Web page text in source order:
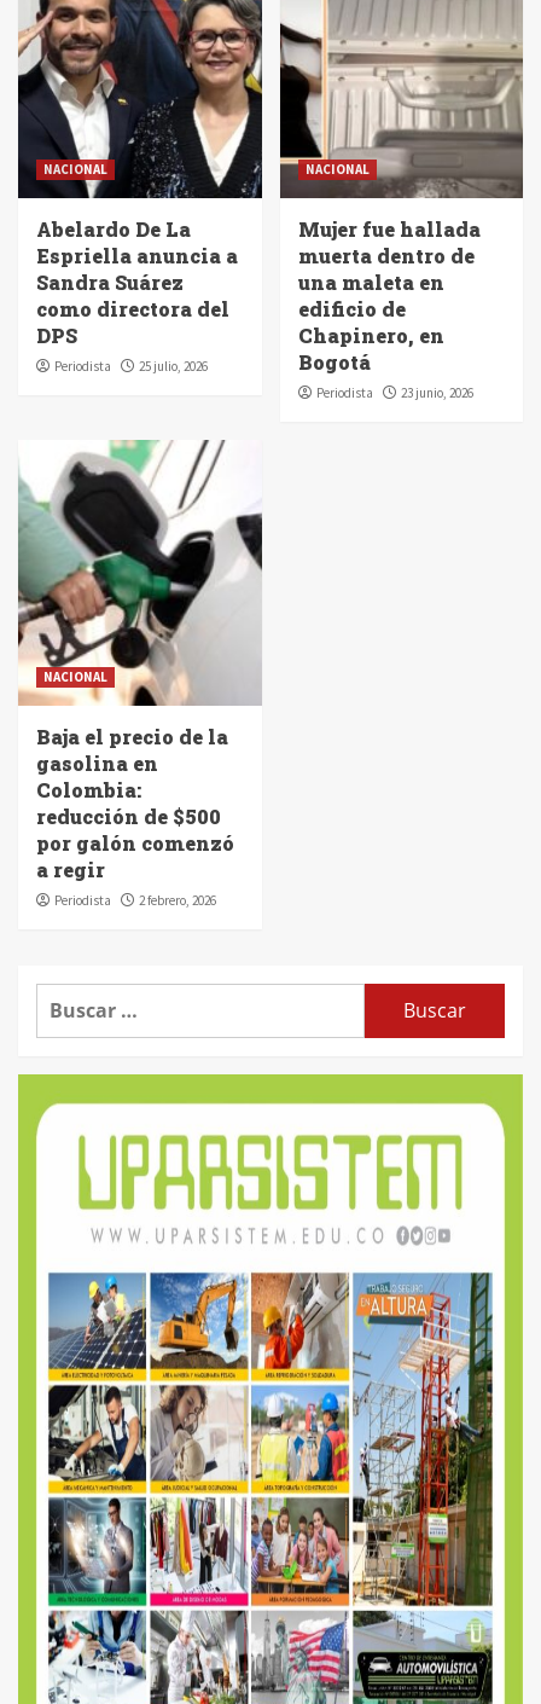
NACIONAL
Abelardo De La
Espriella anuncia a
Sandra Suárez
como directora del
DPS
Periodista 25 julio, 2026
NACIONAL
Mujer fue hallada
muerta dentro de
una maleta en
edificio de
Chapinero, en
Bogotá
Periodista 23 junio, 2026
NACIONAL
Baja el precio de la
gasolina en
Colombia:
reducción de $500
por galón comenzó
a regir
Periodista 2 febrero, 2026
Buscar: